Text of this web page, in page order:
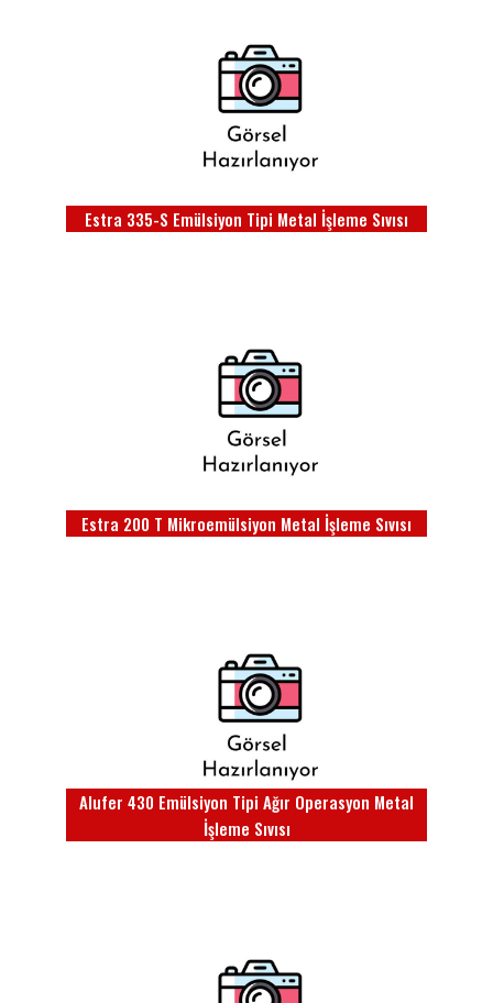
Estra 335-S Emülsiyon Tipi Metal İşleme Sıvısı
Estra 200 T Mikroemülsiyon Metal İşleme Sıvısı
Alufer 430 Emülsiyon Tipi Ağır Operasyon Metal
İşleme Sıvısı